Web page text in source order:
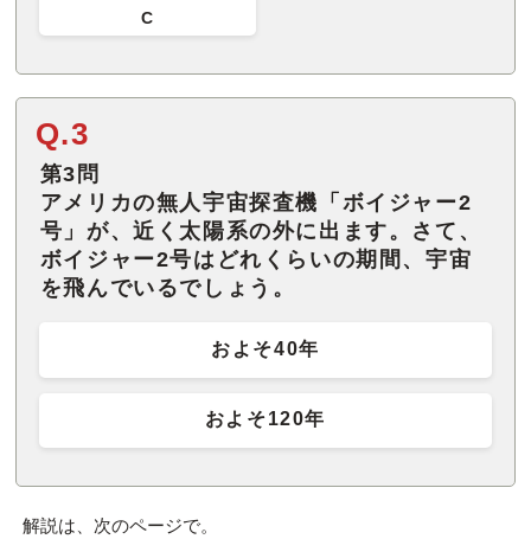
C
Q.3
第3問
アメリカの無人宇宙探査機「ボイジャー2
号」が、近く太陽系の外に出ます。さて、
ボイジャー2号はどれくらいの期間、宇宙
を飛んでいるでしょう。
およそ40年
およそ120年
解説は、次のページで。